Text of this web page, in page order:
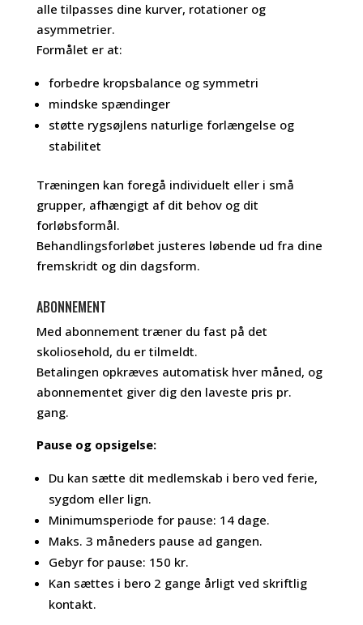
alle tilpasses dine kurver, rotationer og
asymmetrier.
Formålet er at:
forbedre kropsbalance og symmetri
mindske spændinger
støtte rygsøjlens naturlige forlængelse og
stabilitet
Træningen kan foregå individuelt eller i små
grupper, afhængigt af dit behov og dit
forløbsformål.
Behandlingsforløbet justeres løbende ud fra dine
fremskridt og din dagsform.
ABONNEMENT
Med abonnement træner du fast på det
skoliosehold, du er tilmeldt.
Betalingen opkræves automatisk hver måned, og
abonnementet giver dig den laveste pris pr.
gang.
Pause og opsigelse:
Du kan sætte dit medlemskab i bero ved ferie,
sygdom eller lign.
Minimumsperiode for pause: 14 dage.
Maks. 3 måneders pause ad gangen.
Gebyr for pause: 150 kr.
Kan sættes i bero 2 gange årligt ved skriftlig
kontakt.